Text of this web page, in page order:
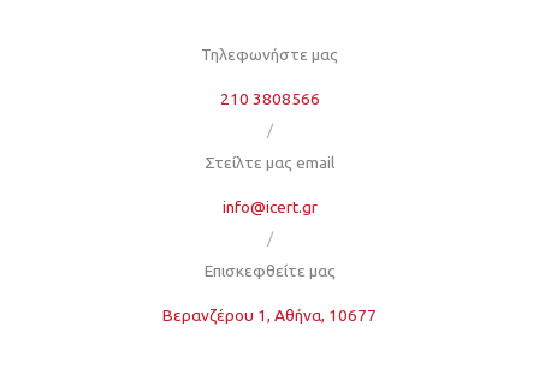
Τηλεφωνήστε μας
210 3808566
/
Στείλτε μας email
info@icert.gr
/
Επισκεφθείτε μας
Βερανζέρου 1, Αθήνα, 10677